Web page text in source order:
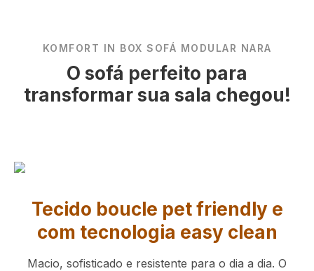
KOMFORT IN BOX SOFÁ MODULAR NARA
O sofá perfeito para
transformar sua sala chegou!
Tecido boucle pet friendly e
com tecnologia easy clean
Macio, sofisticado e resistente para o dia a dia. O